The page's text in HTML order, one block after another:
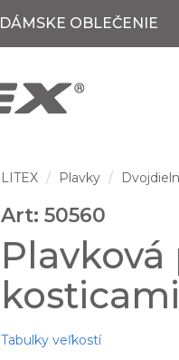
DÁMSKE OBLEČENIE
LITEX Plavky
Art: 50560
Tabulky veľkostí